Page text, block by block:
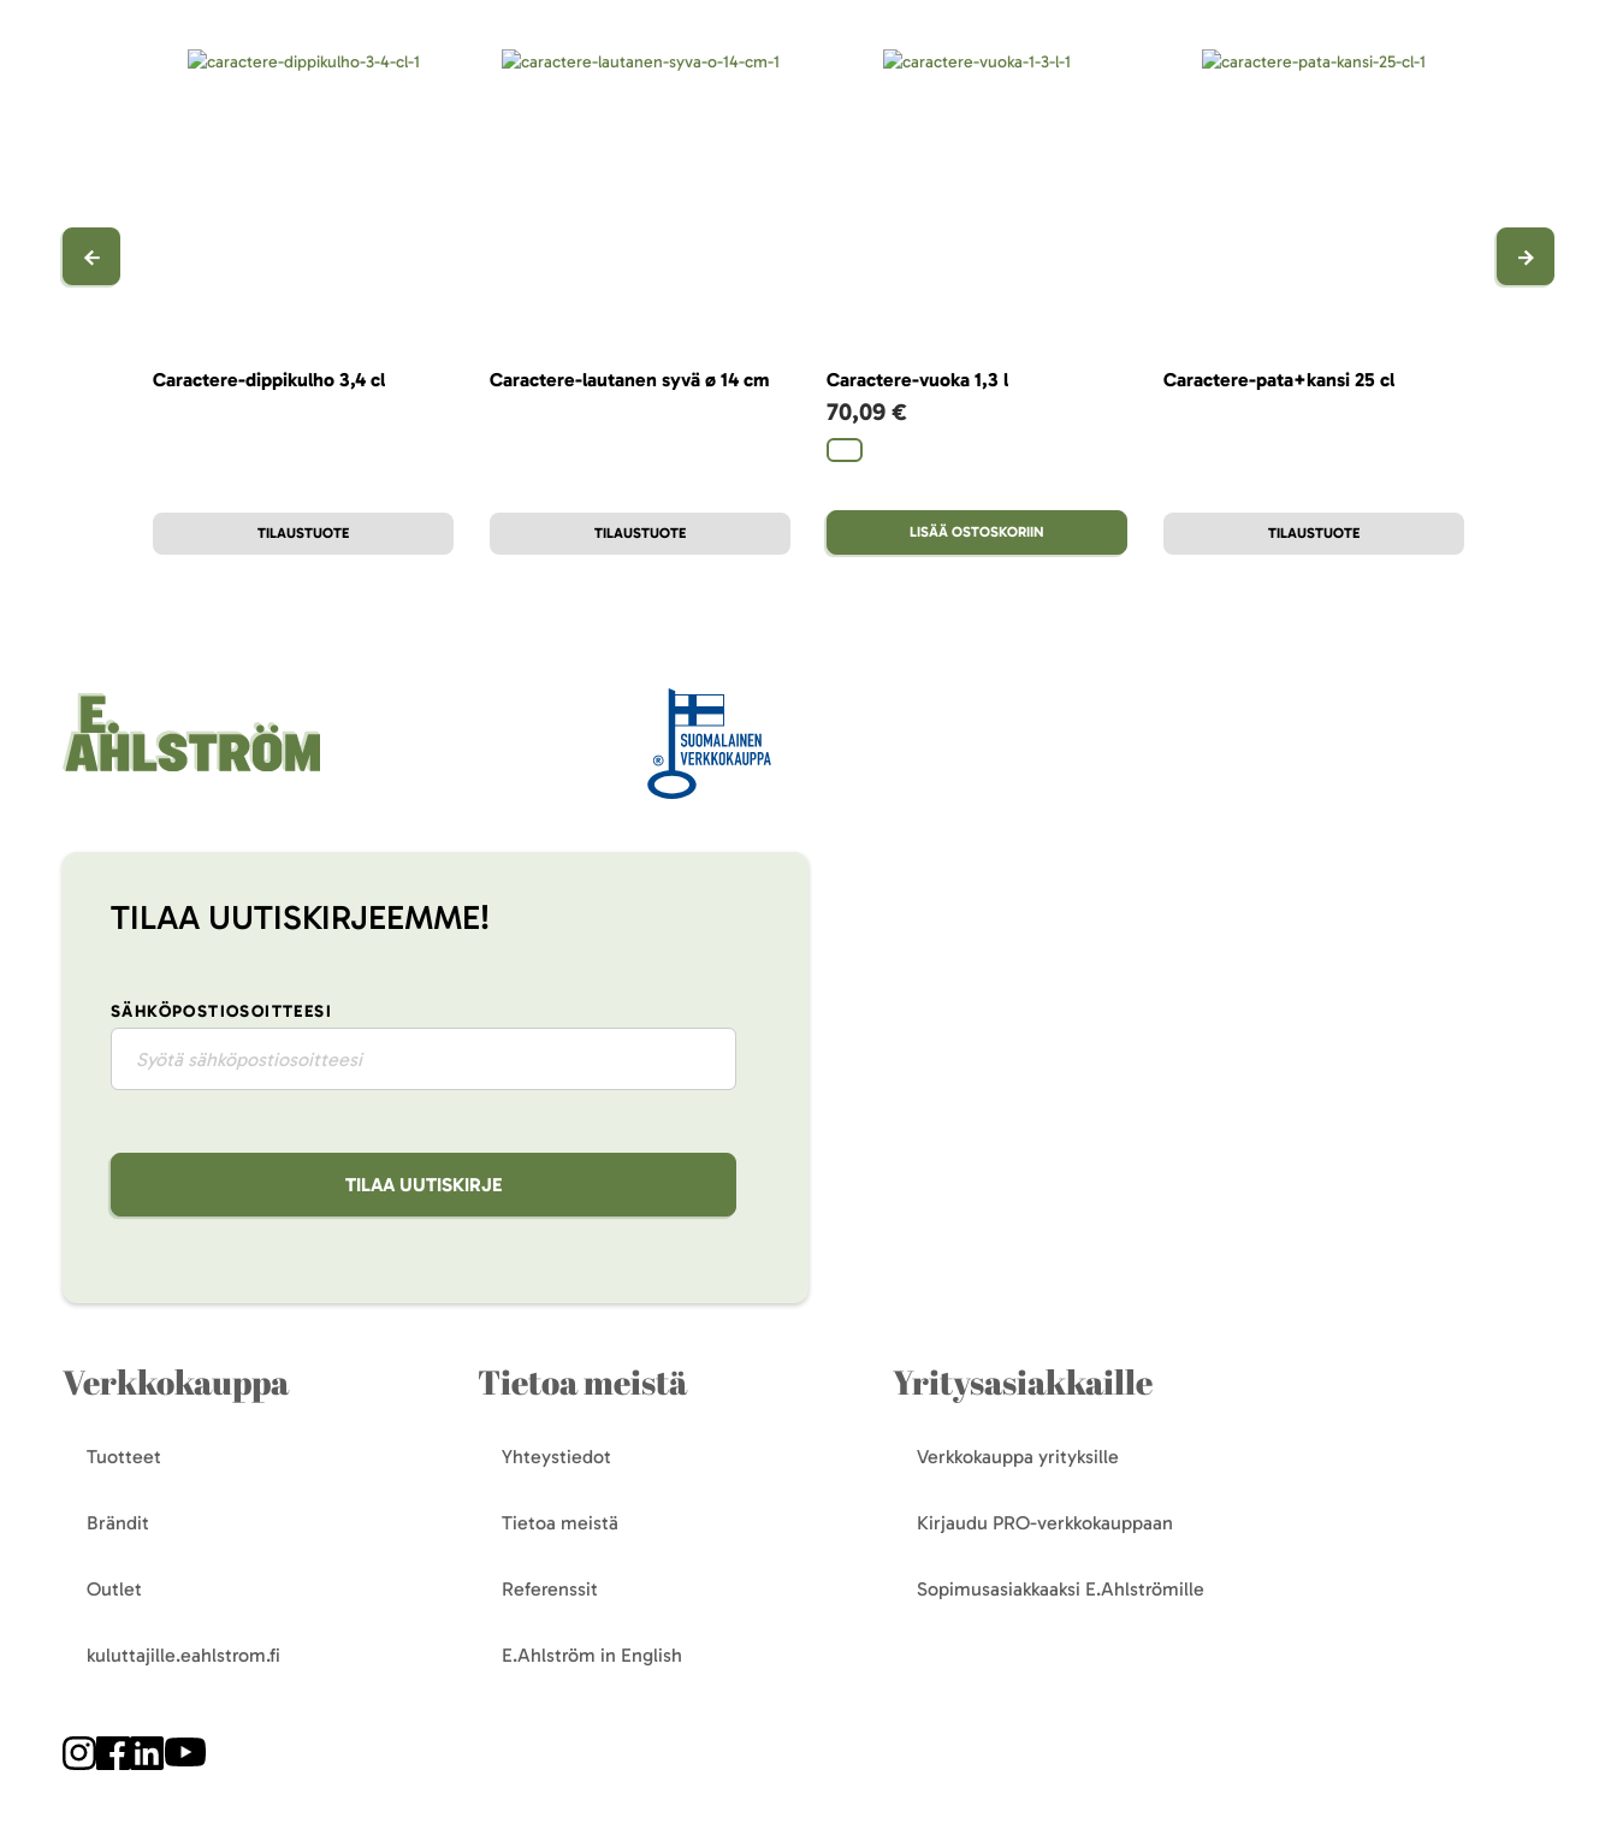
Caractere-dippikulho 3,4 cl
TILAUSTUOTE
Caractere-lautanen syvä ø 14 cm
TILAUSTUOTE
Caractere-vuoka 1,3 l
70,09 €
LISÄÄ OSTOSKORIIN
Caractere-pata+kansi 25 cl
TILAUSTUOTE
TILAA UUTISKIRJEEMME!
SÄHKÖPOSTIOSOITTEESI
TILAA UUTISKIRJE
Verkkokauppa
Tuotteet
Brändit
Outlet
kuluttajille.eahlstrom.fi
Tietoa meistä
Yhteystiedot
Tietoa meistä
Referenssit
E.Ahlström in English
Yritysasiakkaille
Verkkokauppa yrityksille
Kirjaudu PRO-verkkokauppaan
Sopimusasiakkaaksi E.Ahlströmille